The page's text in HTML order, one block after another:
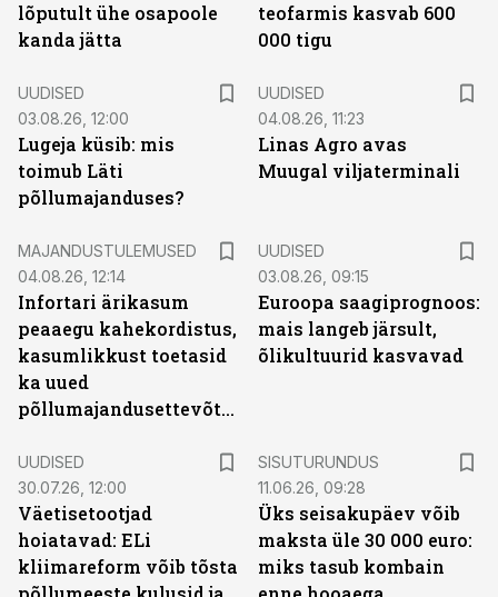
lõputult ühe osapoole
kanda jätta
teofarmis kasvab 600
000 tigu
UUDISED
03.08.26, 12:00
Lugeja küsib: mis
toimub Läti
põllumajanduses?
UUDISED
04.08.26, 11:23
Linas Agro avas
Muugal viljaterminali
MAJANDUSTULEMUSED
04.08.26, 12:14
Infortari ärikasum
peaaegu kahekordistus,
kasumlikkust toetasid
ka uued
põllumajandusettevõtted
UUDISED
03.08.26, 09:15
Euroopa saagiprognoos:
mais langeb järsult,
õlikultuurid kasvavad
UUDISED
30.07.26, 12:00
Väetisetootjad
hoiatavad: ELi
kliimareform võib tõsta
SISUTURUNDUS
11.06.26, 09:28
Üks seisakupäev võib
maksta üle 30 000 euro:
miks tasub kombain